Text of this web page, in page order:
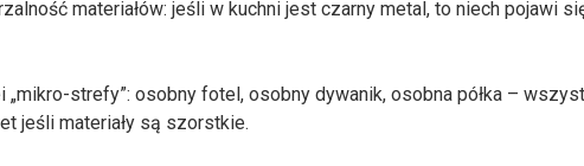
materiałów: jeśli w kuchni jest czarny metal, to niech pojawi
strefy”: osobny fotel, osobny dywanik, osobna półka –
jeśli materiały są szorstkie.